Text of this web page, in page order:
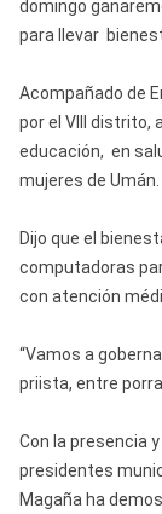
domingo
para llevar
Acompañado de
por el VIII distrito,
educación, en
mujeres de Umán.
Dijo que el
computadoras
con atención
“Vamos a
priista, entre
Con la presencia
presidentes
Magaña ha